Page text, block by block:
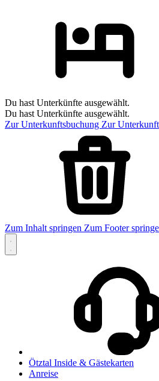
Du hast Unterkünfte ausgewählt.
Du hast Unterkünfte ausgewählt.
Zur Unterkunftsbuchung Zur
Zum Inhalt springen Zum Footer
Ötztal Inside & Gästekarten
Anreise